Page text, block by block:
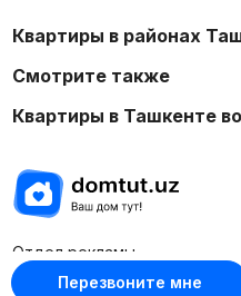
Перезвоните мне
Квартиры в районах
Смотрите также
Квартиры в Ташкенте
Отдел рекламы
+998 (78) 113-20-86